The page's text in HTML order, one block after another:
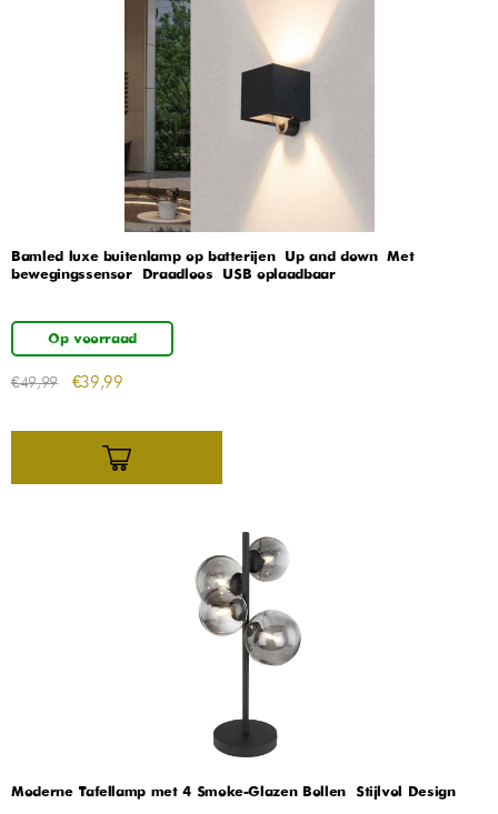
Bamled luxe buitenlamp op batterijen – Up and down – Met
bewegingssensor – Draadloos – USB oplaadbaar
Op voorraad
€49,99 €39,99
Moderne Tafellamp met 4 Smoke-Glazen Bollen – Stijlvol Design